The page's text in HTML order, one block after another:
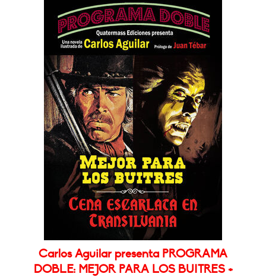
Carlos Aguilar presenta PROGRAMA
DOBLE: MEJOR PARA LOS BUITRES +